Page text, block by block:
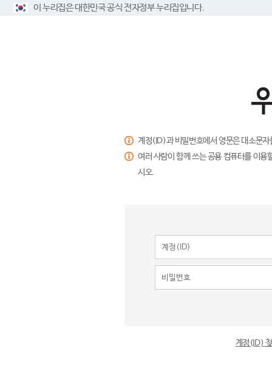
이 누리집은 대한민국 공식 전자정부 누리집입니다.
계정(ID)과 비밀번호에서 영문은 대소문
여러 사람이 함께 쓰는 공용 컴퓨터를 이
시오.
계정(ID)